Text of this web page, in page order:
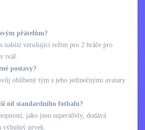
přátelům?
nabízí vzrušující režim pro 2 hráče pro
tvář.
postavy?
oblíbený tým s jeho jedinečnými avatary
od standardního fotbalu?
jako jsou superstřely, dodává
výbušný prvek.